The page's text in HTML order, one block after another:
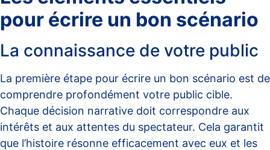
pour écrire un bon scénario
La connaissance de votre public
La première étape pour écrire un bon scénario est de
comprendre profondément votre public cible.
Chaque décision narrative doit correspondre aux
intérêts et aux attentes du spectateur. Cela garantit
que l’histoire résonne efficacement avec eux et les